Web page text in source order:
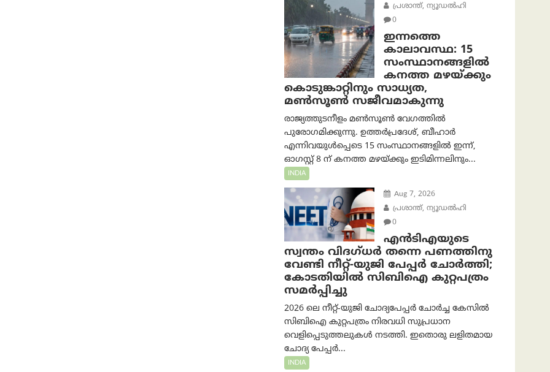
പ്രശാന്ത്, ന്യൂഡല്‍ഹി
0
ഇന്നത്തെ
കാലാവസ്ഥ: 15
സംസ്ഥാനങ്ങളിൽ
കനത്ത മഴയ്ക്കും
കൊടുങ്കാറ്റിനും സാധ്യത,
മൺസൂൺ സജീവമാകുന്നു
രാജ്യത്തുടനീളം മൺസൂൺ വേഗത്തിൽ
പുരോഗമിക്കുന്നു. ഉത്തർപ്രദേശ്, ബീഹാർ
എന്നിവയുൾപ്പെടെ 15 സംസ്ഥാനങ്ങളിൽ ഇന്ന്,
ഓഗസ്റ്റ് 8 ന് കനത്ത മഴയ്ക്കും ഇടിമിന്നലിനും...
INDIA
Aug 7, 2026
പ്രശാന്ത്, ന്യൂഡല്‍ഹി
0
എൻ‌ടി‌എയുടെ
സ്വന്തം വിദഗ്ധർ തന്നെ പണത്തിനു
വേണ്ടി നീറ്റ്-യു‌ജി പേപ്പർ ചോർത്തി;
കോടതിയില്‍ സിബിഐ കുറ്റപത്രം
സമര്‍പ്പിച്ചു
2026 ലെ നീറ്റ്-യുജി ചോദ്യപേപ്പർ ചോർച്ച കേസിൽ
സിബിഐ കുറ്റപത്രം നിരവധി സുപ്രധാന
വെളിപ്പെടുത്തലുകൾ നടത്തി. ഇതൊരു ലളിതമായ
ചോദ്യ പേപ്പർ...
INDIA